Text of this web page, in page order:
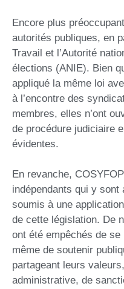
Encore plus
autorités publiques, en
Travail et l’Autorité
élections (ANIE). Bien
appliqué la même loi
à l’encontre des
membres, elles n’ont
de procédure judiciaire
évidentes.
En revanche,
indépendants qui y
soumis à une
de cette législation. De
ont été empêchés de
même de soutenir
partageant leurs
administrative, de